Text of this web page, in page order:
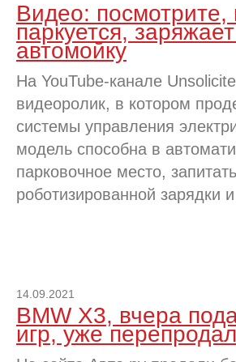
Видео: посмотрите,
паркуется,
автомойку
На YouTube-канале
видеоролик, в котором
системы управления
модель способна в
парковочное место,
роботизированной зарядки
14.09.2021
BMW X3, вчера
игр, уже